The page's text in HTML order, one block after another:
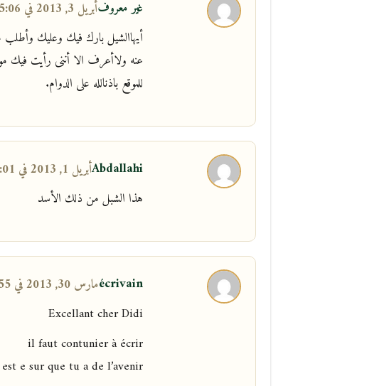
غير معروفأبريل 3, 2013 في 5:06 م
أيهاالشيل بارك فيك وعليك
عنه ولاأعرف الا أننى رأيت فيك
للموقع باذنالله على الدوام.
Abdallahiأبريل 1, 2013 في 2:01 م
هذا الشبل من ذلك الأسد
écrivainمارس 30, 2013 في 7:55 م
Excellant cher Didi
il faut contunier à écrir
est e sur que tu a de l’avenir